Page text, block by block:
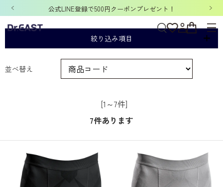
公式LINE登録で500円クーポンプレゼント！
腰痛
絞り込み項目
並べ替え
[1～7件]
7件あります